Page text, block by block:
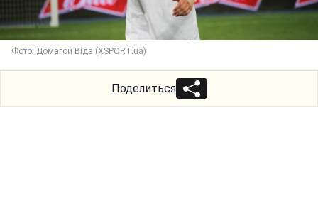
Фото: Домагой Віда (XSPORT.ua)
Поделиться